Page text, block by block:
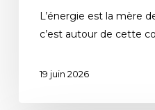
L’énergie est la mère
c’est autour de cette
19 juin 2026